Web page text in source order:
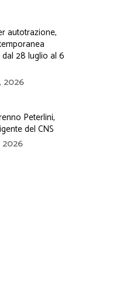
autotrazione,
dal 28 luglio al 6
2026
Peterlini,
del CNS
2026